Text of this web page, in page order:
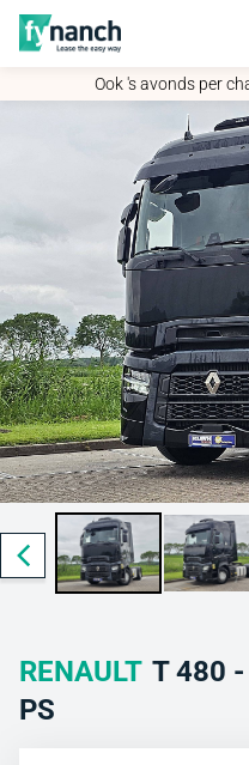
Ook 's avonds per
Ook 's avonds per
RENAULT T 480 -
PS